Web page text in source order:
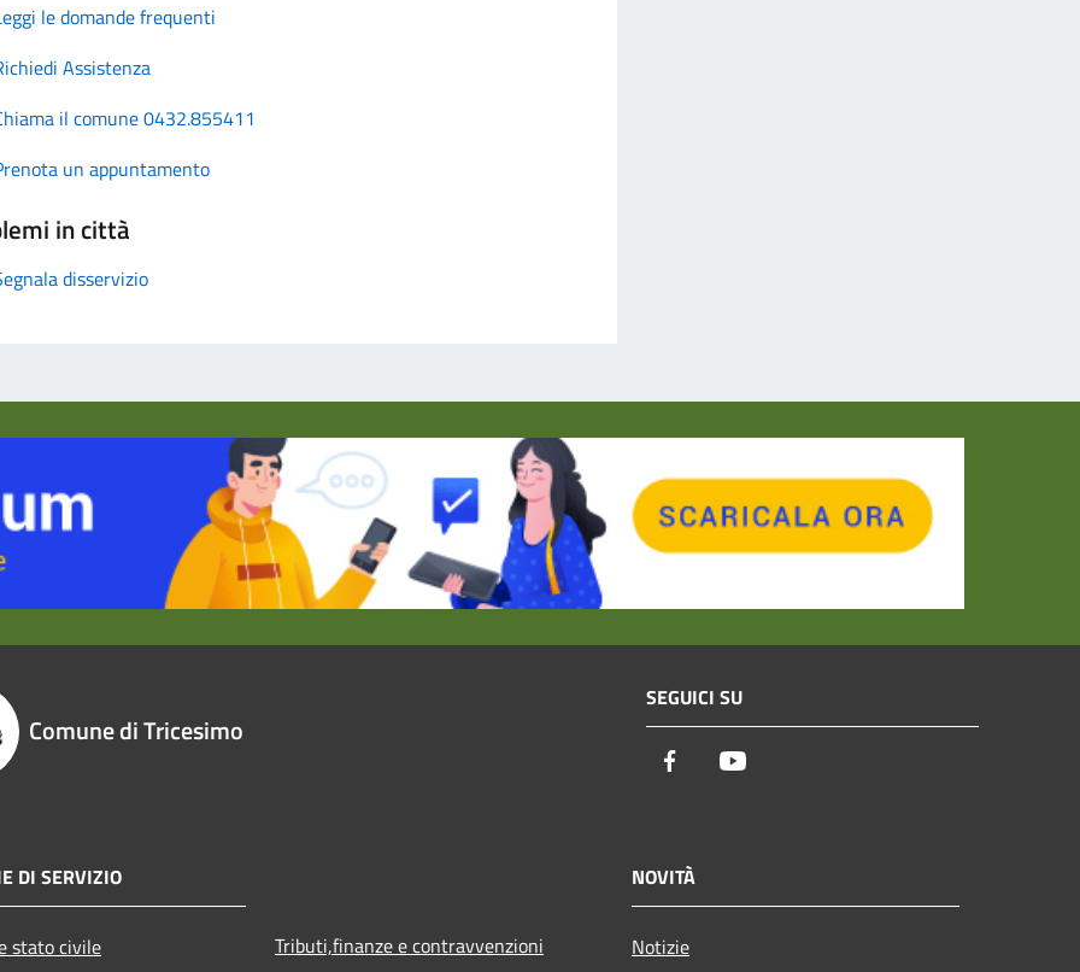
le domande frequenti
Assistenza
il comune 0432.855411
un appuntamento
in città
disservizio
Comune di Tricesimo
SEGUICI SU
Facebook
DI SERVIZIO
stato civile
Tributi,finanze e contravvenzioni
NOVITÀ
Notizie